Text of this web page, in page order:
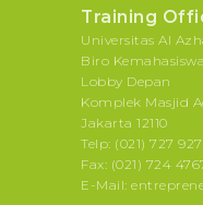
Training
Universitas Al
Biro
Lobby Depan
Komplek Masjid
Jakarta 12110
Telp: (021) 727
Fax: (021) 724
E-Mail: